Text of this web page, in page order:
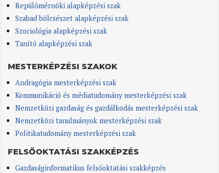
Repülőmérnöki alapképzési szak
Szabad bölcsészet alapképzési szak
Szociológia alapképzési szak
Tanító alapképzési szak
MESTERKÉPZÉSI SZAKOK
Andragógia mesterképzési szak
Kommunikáció és médiatudomány mesterképzési szak
Nemzetközi gazdaság és gazdálkodás mesterképzési szak
Nemzetközi tanulmányok mesterképzési szak
Politikatudomány mesterképzési szak
FELSŐOKTATÁSI SZAKKÉPZÉS
Gazdaságinformatikus felsőoktatási szakképzés